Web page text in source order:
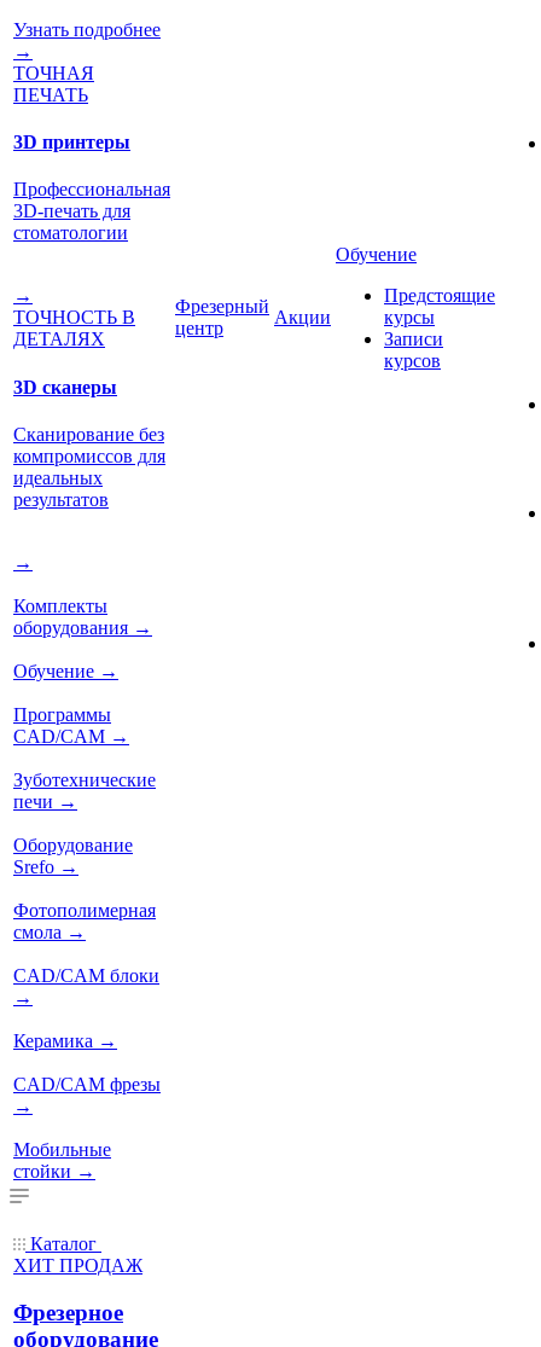
Узнать подробнее
→
ТОЧНАЯ
ПЕЧАТЬ
3D принтеры
Профессиональная
3D-печать для
стоматологии
→
ТОЧНОСТЬ В
ДЕТАЛЯХ
3D сканеры
Сканирование без
компромиссов для
идеальных
результатов
→
Комплекты
оборудования →
Обучение →
Программы
CAD/CAM →
Зуботехнические
печи →
Оборудование
Srefo →
Фотополимерная
смола →
CAD/CAM блоки
→
Керамика →
CAD/CAM фрезы
→
Мобильные
стойки →
Фрезерный
центр
Акции
Обучение
Предстоящие
курсы
Записи
курсов
Каталог
ХИТ ПРОДАЖ
Фрезерное
оборудование